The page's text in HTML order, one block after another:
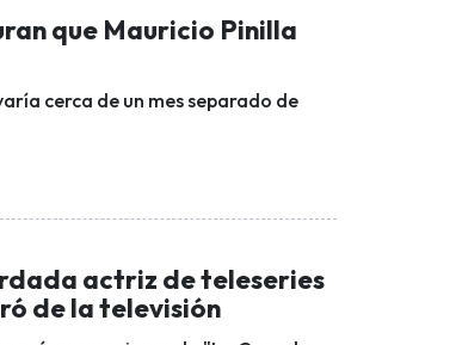
que Mauricio Pinilla
cerca de un mes separado de
actriz de teleseries
de la televisión